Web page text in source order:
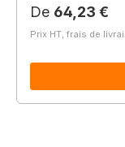
Prix régulier :
De 64,23 €
Prix HT, frais de